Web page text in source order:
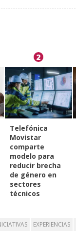
2
Telefónica
Movistar
comparte
modelo para
reducir brecha
de género en
sectores
técnicos
EXPERIENCIAS